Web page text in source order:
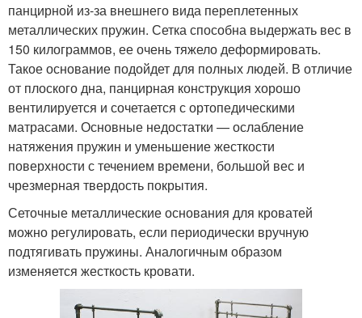
панцирной из-за внешнего вида переплетенных
металлических пружин. Сетка способна выдержать вес в
150 килограммов, ее очень тяжело деформировать.
Такое основание подойдет для полных людей. В отличие
от плоского дна, панцирная конструкция хорошо
вентилируется и сочетается с ортопедическими
матрасами. Основные недостатки — ослабление
натяжения пружин и уменьшение жесткости
поверхности с течением времени, большой вес и
чрезмерная твердость покрытия.
Сеточные металлические основания для кроватей
можно регулировать, если периодически вручную
подтягивать пружины. Аналогичным образом
изменяется жесткость кровати.